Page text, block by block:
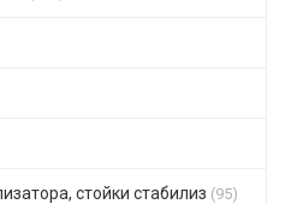
стойки стабилиз (95)